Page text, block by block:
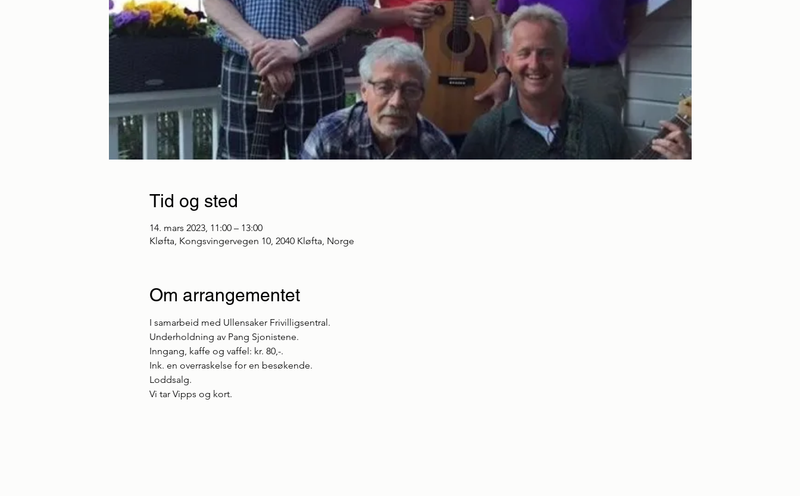
Tid og sted
14. mars 2023, 11:00 – 13:00
Kløfta, Kongsvingervegen 10, 2040 Kløfta, Norge
Om arrangementet
I samarbeid med Ullensaker Frivilligsentral.
Underholdning av Pang Sjonistene.
Inngang, kaffe og vaffel: kr. 80,-.
Ink. en overraskelse for en besøkende.
Loddsalg.
Vi tar Vipps og kort.